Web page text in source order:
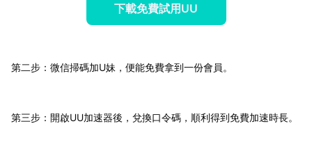
下載免費試用UU
第二步：微信掃碼加U妹，便能免費拿到一份會員。
第三步：開啟UU加速器後，兌換口令碼，順利得到免費加速時長。